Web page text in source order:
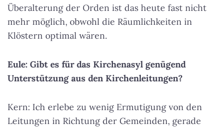
Überalterung der Orden ist das heute fast nicht
mehr möglich, obwohl die Räumlichkeiten in
Klöstern optimal wären.
Eule: Gibt es für das Kirchenasyl genügend
Unterstützung aus den Kirchenleitungen?
Kern: Ich erlebe zu wenig Ermutigung von den
Leitungen in Richtung der Gemeinden, gerade